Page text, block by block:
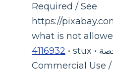
Required / See
https://
what is not
4116932 • stux • رخصة Free for Most
Commercial Use